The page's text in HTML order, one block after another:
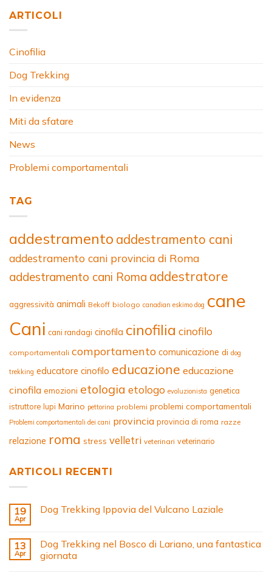
ARTICOLI
Cinofilia
Dog Trekking
In evidenza
Miti da sfatare
News
Problemi comportamentali
TAG
addestramento addestramento cani
addestramento cani provincia di Roma
addestramento cani Roma addestratore
aggressività animali Bekoff biologo canadian eskimo dog cane
Cani cani randagi cinofila cinofilia cinofilo
comportamentali comportamento comunicazione di dog
trekking educatore cinofilo educazione educazione
cinofila emozioni etologia etologo evoluzionista genetica
istruttore lupi Marino pettorina problemi problemi comportamentali
Problemi comportamentali dei cani provincia provincia di roma razze
relazione roma stress velletri veterinari veterinario
ARTICOLI RECENTI
19
Apr
Dog Trekking Ippovia del Vulcano Laziale
13
Apr
Dog Trekking nel Bosco di Lariano, una fantastica
giornata